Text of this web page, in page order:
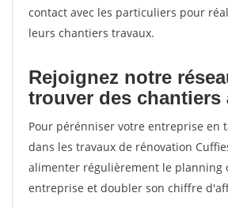
contact avec les particuliers pour
leurs chantiers travaux.
Rejoignez notre
trouver des chantiers
Pour pérénniser votre entreprise en
dans les travaux de rénovation
alimenter régulièrement le planning
entreprise et doubler son chiffre